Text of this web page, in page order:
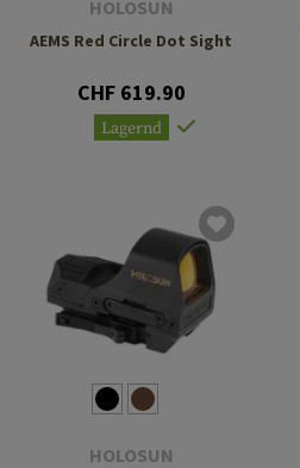
HOLOSUN
AEMS Red Circle Dot Sight
CHF 619.90
Lagernd
HOLOSUN